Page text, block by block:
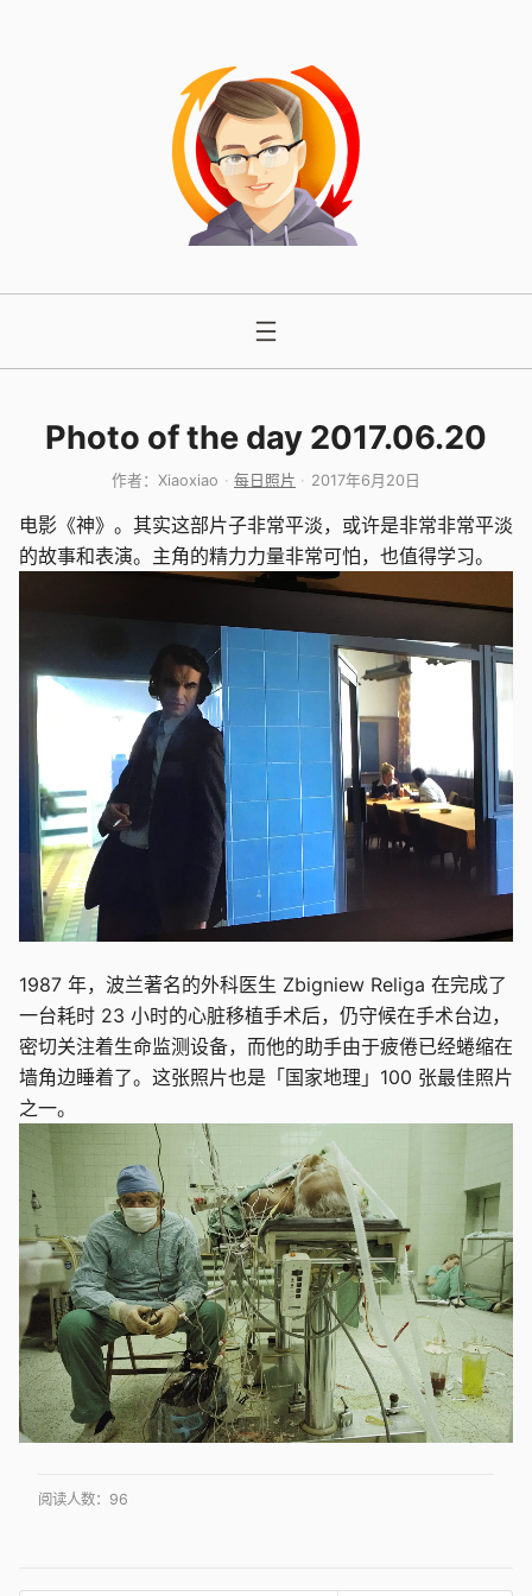
Photo of the day 2017.06.20
作者：Xiaoxiao 每日照片 2017年6月20日
电影《神》。其实这部片子非常平淡，或许是非常非常平淡
的故事和表演。主角的精力力量非常可怕，也值得学习。
1987 年，波兰著名的外科医生 Zbigniew Religa 在完成了
一台耗时 23 小时的心脏移植手术后，仍守候在手术台边，
密切关注着生命监测设备，而他的助手由于疲倦已经蜷缩在
墙角边睡着了。这张照片也是「国家地理」100 张最佳照片
之一。
阅读人数： 96